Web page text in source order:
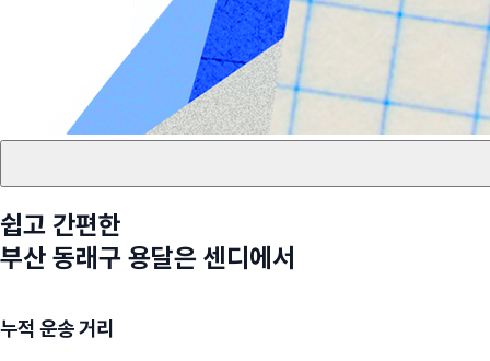
쉽고 간편한
부산 동래구 용달은 센디에서
누적 운송 거리